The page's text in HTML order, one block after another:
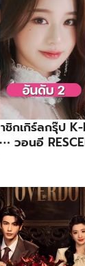
กเกิร์ลกรุ๊ป K-
วอนอี